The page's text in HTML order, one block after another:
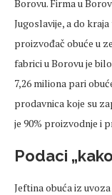
Borovu. Firma u
Jugoslavije, a do
proizvođač obuće u
fabrici u Borovu je
7,26 miliona pari
prodavnica koje su
je 90% proizvodnje i
Podaci
Jeftina obuća iz